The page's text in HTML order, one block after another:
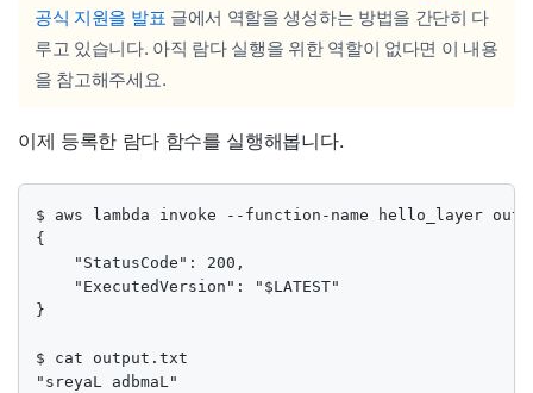
공식 지원을 발표 글에서 역할을 생성하는 방법을 간단히 다
루고 있습니다. 아직 람다 실행을 위한 역할이 없다면 이 내용
을 참고해주세요.
이제 등록한 람다 함수를 실행해봅니다.
$ aws lambda invoke --function-name hello_layer
{
    "StatusCode": 200,
    "ExecutedVersion": "$LATEST"
}
$ cat output.txt
"sreyaL adbmaL"